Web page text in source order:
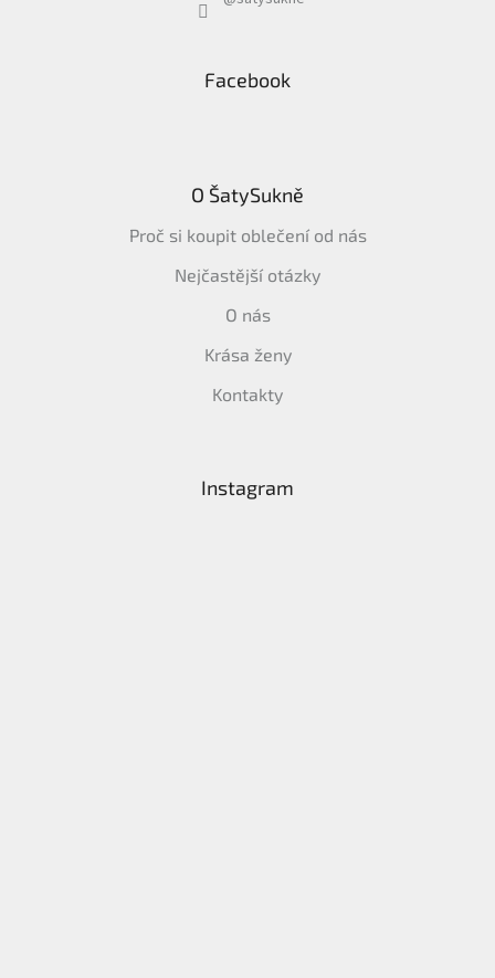
Facebook
O ŠatySukně
Proč si koupit oblečení od nás
Nejčastější otázky
O nás
Krása ženy
Kontakty
Instagram